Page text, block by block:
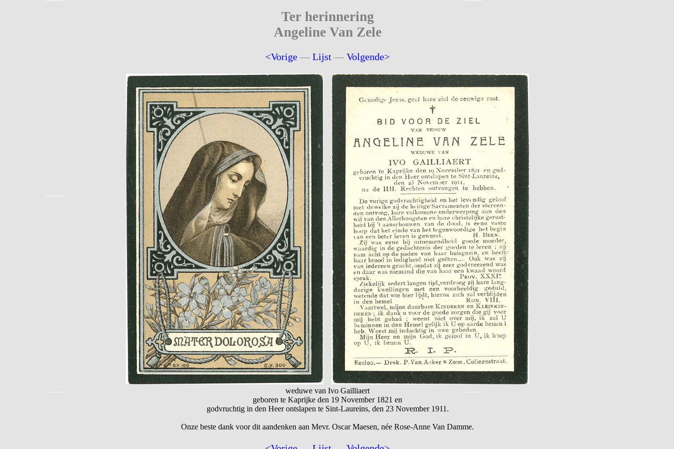
Ter herinnering
Angeline Van Zele
<Vorige —Lijst —Volgende>
weduwe van Ivo Gailliaert
geboren te Kaprijke den 19 November 1821 en
godvruchtig in den Heer ontslapen te Sint-Laureins, den 23 November 1911.
Onze beste dank voor dit aandenken aan Mevr. Oscar Maesen, née Rose-Anne Van Damme.